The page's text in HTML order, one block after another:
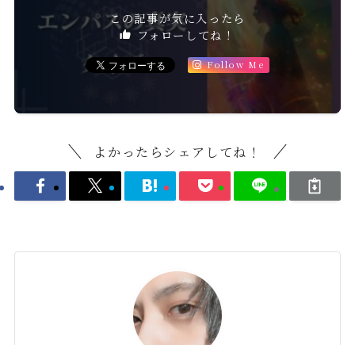
この記事が気に入ったら
フォローしてね！
Follow Me
よかったらシェアしてね！